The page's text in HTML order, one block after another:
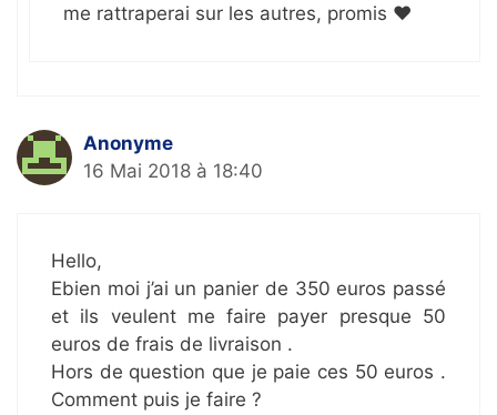
me rattraperai sur les autres, promis ❤
Anonyme
16 Mai 2018 à 18:40
Hello,
Ebien moi j’ai un panier de 350 euros passé
et ils veulent me faire payer presque 50
euros de frais de livraison .
Hors de question que je paie ces 50 euros .
Comment puis je faire ?